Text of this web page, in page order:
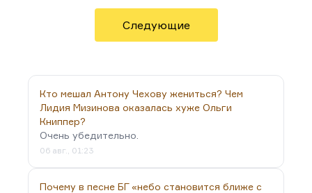
«западнизмом». Не будучи достаточно
высоко, адекватно – как ему казалось – там
оценен, он вернулся и продолжал Запад поливать
Следующие
Кто мешал Антону Чехову жениться? Чем
Лидия Мизинова оказалась хуже Ольги
Книппер?
Очень убедительно.
06 авг., 01:23
Почему в песне БГ «небо становится ближе с